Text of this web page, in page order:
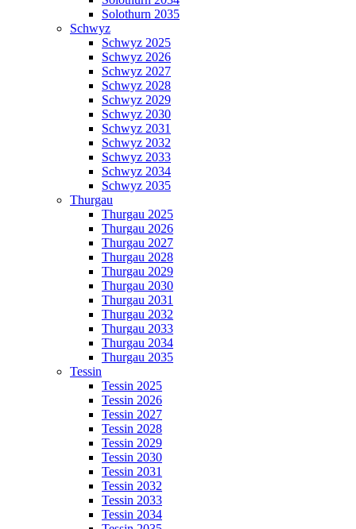
Solothurn 2035
Schwyz
Schwyz 2025
Schwyz 2026
Schwyz 2027
Schwyz 2028
Schwyz 2029
Schwyz 2030
Schwyz 2031
Schwyz 2032
Schwyz 2033
Schwyz 2034
Schwyz 2035
Thurgau
Thurgau 2025
Thurgau 2026
Thurgau 2027
Thurgau 2028
Thurgau 2029
Thurgau 2030
Thurgau 2031
Thurgau 2032
Thurgau 2033
Thurgau 2034
Thurgau 2035
Tessin
Tessin 2025
Tessin 2026
Tessin 2027
Tessin 2028
Tessin 2029
Tessin 2030
Tessin 2031
Tessin 2032
Tessin 2033
Tessin 2034